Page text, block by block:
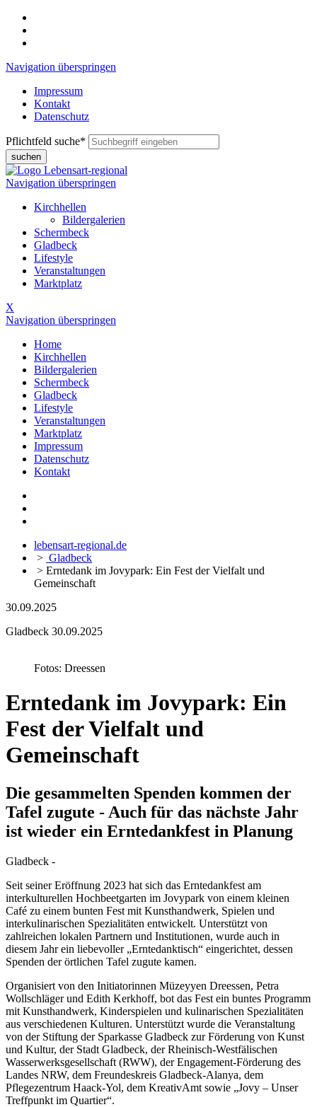
Navigation überspringen
Impressum
Kontakt
Datenschutz
Pflichtfeld suche*
suchen
Navigation überspringen
Kirchhellen
Bildergalerien
Schermbeck
Gladbeck
Lifestyle
Veranstaltungen
Marktplatz
X
Navigation überspringen
Home
Kirchhellen
Bildergalerien
Schermbeck
Gladbeck
Lifestyle
Veranstaltungen
Marktplatz
Impressum
Datenschutz
Kontakt
lebensart-regional.de
> Gladbeck
> Erntedank im Jovypark: Ein Fest der Vielfalt und
Gemeinschaft
30.09.2025
Gladbeck 30.09.2025
Fotos: Dreessen
Erntedank im Jovypark: Ein
Fest der Vielfalt und
Gemeinschaft
Die gesammelten Spenden kommen der
Tafel zugute - Auch für das nächste Jahr
ist wieder ein Erntedankfest in Planung
Gladbeck -
Seit seiner Eröffnung 2023 hat sich das Erntedankfest am
interkulturellen Hochbeetgarten im Jovypark von einem kleinen
Café zu einem bunten Fest mit Kunsthandwerk, Spielen und
interkulinarischen Spezialitäten entwickelt. Unterstützt von
zahlreichen lokalen Partnern und Institutionen, wurde auch in
diesem Jahr ein liebevoller „Erntedanktisch“ eingerichtet, dessen
Spenden der örtlichen Tafel zugute kamen.
Organisiert von den Initiatorinnen Müzeyyen Dreessen, Petra
Wollschläger und Edith Kerkhoff, bot das Fest ein buntes Programm
mit Kunsthandwerk, Kinderspielen und kulinarischen Spezialitäten
aus verschiedenen Kulturen. Unterstützt wurde die Veranstaltung
von der Stiftung der Sparkasse Gladbeck zur Förderung von Kunst
und Kultur, der Stadt Gladbeck, der Rheinisch-Westfälischen
Wasserwerksgesellschaft (RWW), der Engagement-Förderung des
Landes NRW, dem Freundeskreis Gladbeck-Alanya, dem
Pflegezentrum Haack-Yol, dem KreativAmt sowie „Jovy – Unser
Treffpunkt im Quartier“.